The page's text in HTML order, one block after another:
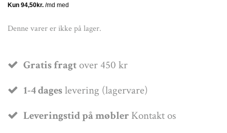
Denne varer er ikke på lager.
Gratis fragtover 450 kr
1-4 dageslevering (lagervare)
Leveringstid på møbler Kontakt os